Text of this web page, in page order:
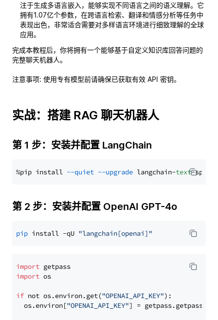
注于生成多语言嵌入，能够实现不同语言之间的语义理解。它
拥有1.07亿个参数，在跨语言检索、翻译和情感分析等任务中
表现出色，非常适合需要对多样语言环境进行细致理解的全球
应用。
完成本教程后，你将拥有一个能够基于自定义知识库回答问题的
完整聊天机器人。
注意事项: 使用专有模型前请确保已获取有效 API 密钥。
实战：搭建 RAG 聊天机器人
第 1 步：安装并配置 LangChain
%pip install --quiet --upgrade langchain-text
第 2 步：安装并配置 OpenAI GPT-4o
pip install -qU "langchain[openai]"
import
import os
if not os.environ.get("OPENAI_API_KEY"):
  os.environ[
"OPENAI_API_KEY"] = getpass.getpass(